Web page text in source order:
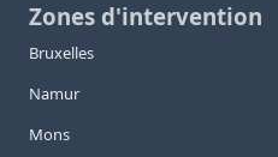
Zones d'intervention
Bruxelles
Namur
Mons